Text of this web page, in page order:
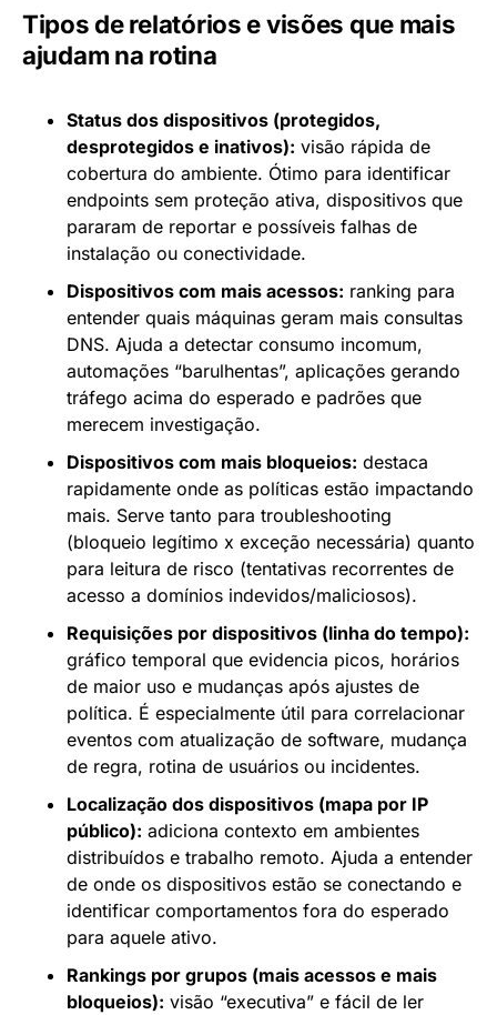
Tipos de relatórios e visões que mais
ajudam na rotina
Status dos dispositivos (protegidos,
desprotegidos e inativos): visão rápida de
cobertura do ambiente. Ótimo para identificar
endpoints sem proteção ativa, dispositivos que
pararam de reportar e possíveis falhas de
instalação ou conectividade.
Dispositivos com mais acessos: ranking para
entender quais máquinas geram mais consultas
DNS. Ajuda a detectar consumo incomum,
automações “barulhentas”, aplicações gerando
tráfego acima do esperado e padrões que
merecem investigação.
Dispositivos com mais bloqueios: destaca
rapidamente onde as políticas estão impactando
mais. Serve tanto para troubleshooting
(bloqueio legítimo x exceção necessária) quanto
para leitura de risco (tentativas recorrentes de
acesso a domínios indevidos/maliciosos).
Requisições por dispositivos (linha do tempo):
gráfico temporal que evidencia picos, horários
de maior uso e mudanças após ajustes de
política. É especialmente útil para correlacionar
eventos com atualização de software, mudança
de regra, rotina de usuários ou incidentes.
Localização dos dispositivos (mapa por IP
público): adiciona contexto em ambientes
distribuídos e trabalho remoto. Ajuda a entender
de onde os dispositivos estão se conectando e
identificar comportamentos fora do esperado
para aquele ativo.
Rankings por grupos (mais acessos e mais
bloqueios): visão “executiva” e fácil de ler